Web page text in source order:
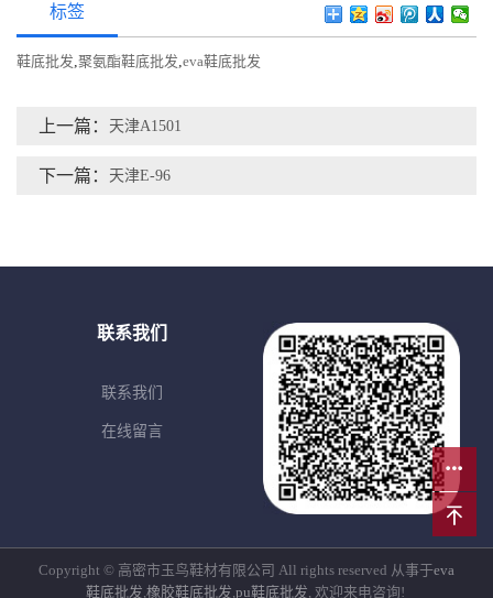
标签
鞋底批发 聚氨酯鞋底批发 eva鞋底批发
上一篇： 天津A1501
下一篇： 天津E-96
联系我们
联系我们
在线留言
Copyright © 高密市玉鸟鞋材有限公司 All rights reserved 从事于eva
鞋底批发 橡胶鞋底批发 pu鞋底批发 , 欢迎来电咨询!